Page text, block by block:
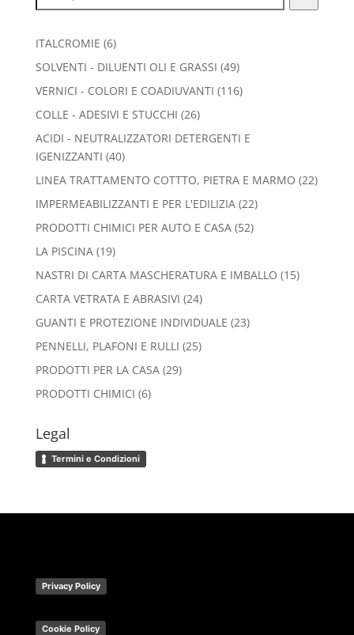
ITALCROMIE 66
prodotti
SOLVENTI - DILUENTI OLI E GRASSI 4949
prodotti
VERNICI - COLORI E COADIUVANTI 116116
COLLE - ADESIVI E STUCCHI 2626
prodotti
ACIDI - NEUTRALIZZATORI DETERGENTI E
IGENIZZANTI 4040
prodotti
LINEA TRATTAMENTO COTTTO, PIETRA E MARMO 2222
IMPERMEABILIZZANTI E PER L'EDILIZIA 2222
PRODOTTI CHIMICI PER AUTO E CASA 5252
LA PISCINA 1919
prodotti
NASTRI DI CARTA MASCHERATURA E IMBALLO 1515
CARTA VETRATA E ABRASIVI 2424
prodotti
GUANTI E PROTEZIONE INDIVIDUALE 2323
PENNELLI, PLAFONI E RULLI 2525
PRODOTTI PER LA CASA 2929
PRODOTTI CHIMICI 66
Legal
Termini e Condizioni
Privacy Policy
Cookie Policy